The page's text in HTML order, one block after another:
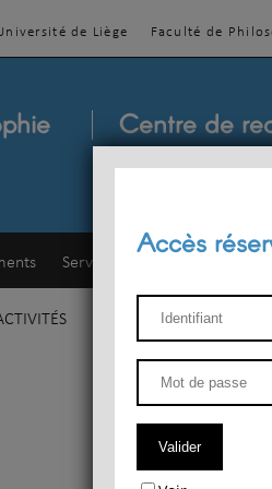
de Liège Faculté de
Centre de
Service d'esthétique
ENSEIGNEMENT
Accès